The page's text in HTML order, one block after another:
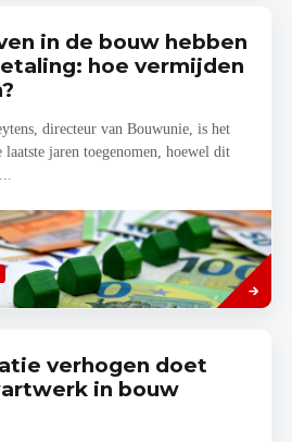
in de bouw hebben
hoe vermijden
directeur van Bouwunie, is het
laatste jaren toegenomen, hoewel dit
Lees
meer
verhogen doet
in bouw